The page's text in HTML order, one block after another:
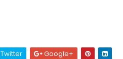
Twitter Google+